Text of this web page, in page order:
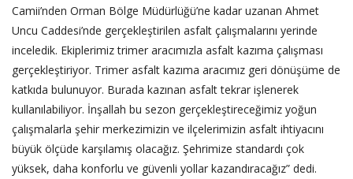
Camii’nden Orman Bölge Müdürlüğü’ne kadar uzanan Ahmet
Uncu Caddesi’nde gerçekleştirilen asfalt çalışmalarını yerinde
inceledik. Ekiplerimiz trimer aracımızla asfalt kazıma çalışması
gerçekleştiriyor. Trimer asfalt kazıma aracımız geri dönüşüme de
katkıda bulunuyor. Burada kazınan asfalt tekrar işlenerek
kullanılabiliyor. İnşallah bu sezon gerçekleştireceğimiz yoğun
çalışmalarla şehir merkezimizin ve ilçelerimizin asfalt ihtiyacını
büyük ölçüde karşılamış olacağız. Şehrimize standardı çok
yüksek, daha konforlu ve güvenli yollar kazandıracağız” dedi.